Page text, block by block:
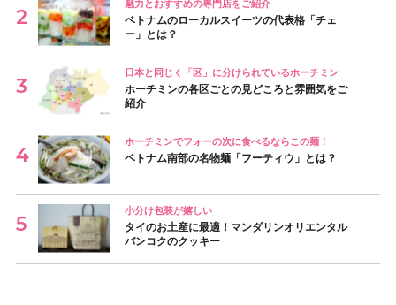
魅力とおすすめの専門店をご紹介
ベトナムのローカルスイーツの代表格「チェ
ー」とは？
日本と同じく「区」に分けられているホーチミン
ホーチミンの各区ごとの見どころと雰囲気をご
紹介
ホーチミンでフォーの次に食べるならこの麺！
ベトナム南部の名物麺「フーティウ」とは？
小分け包装が嬉しい
タイのお土産に最適！マンダリンオリエンタル
バンコクのクッキー